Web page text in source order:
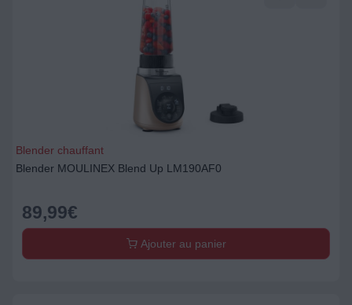
Blender chauffant
Blender MOULINEX Blend Up LM190AF0
89,99€
Ajouter au panier